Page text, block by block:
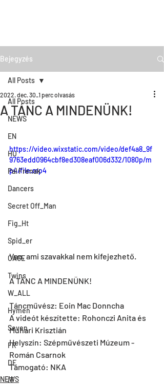
Bejegyzés
All Posts
NEWS
EN
HU
Pal Frenak
Dancers
Secret Off_Man
Fig_Ht
Spid_er
CAGE
Twins
W_ALL
Hymen
Seven
FR
DE
IT
All Posts
A TÁNC A MINDENÜNK!
2022. dec. 30.1 perc olvasás
https://video.wixstatic.com/video/def4a8_9f
9763edd0964cbf8ed308eaf006d332/1080p/m
p4/file.mp4
Van, ami szavakkal nem kifejezhető.
A TÁNC A MINDENÜNK!
Táncművész: Eoin Mac Donncha
A videót készítette: Rohonczi Anita és
Muhari Krisztián
Helyszín: Szépművészeti Múzeum -
Román Csarnok
Támogató: NKA
NEWS